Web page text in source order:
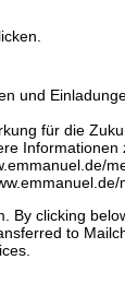
und
für die
Informationen
By clicking
to